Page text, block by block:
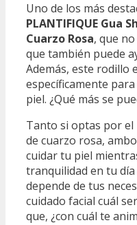
Uno de los más
PLANTIFIQUE Gua
Cuarzo Rosa, que
que también puede
Además, este rodillo
específicamente
piel. ¿Qué más se
Tanto si optas por el
de cuarzo rosa,
cuidar tu piel
tranquilidad en tu día
depende de tus
cuidado facial cuál
que, ¿con cuál te